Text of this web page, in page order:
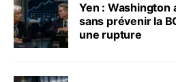
Yen : Washington
sans prévenir la
une rupture